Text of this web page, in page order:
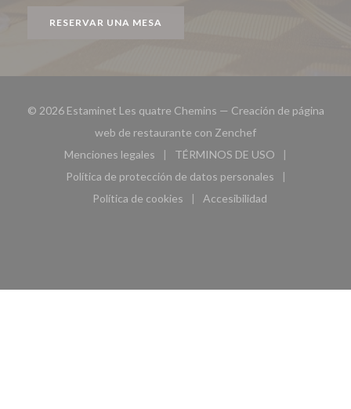
RESERVAR UNA MESA
© 2026 Estaminet Les quatre Chemins — Creación de página
web de restaurante con Zenchef((abre en una
Menciones legales
((abre en una nueva ventana))
TÉRMINOS DE USO
((abre en una nueva
Política de protección de datos personales
((abre en una nueva ventana))
Política de cookies
((abre en una nueva ventana))
Accesibilidad